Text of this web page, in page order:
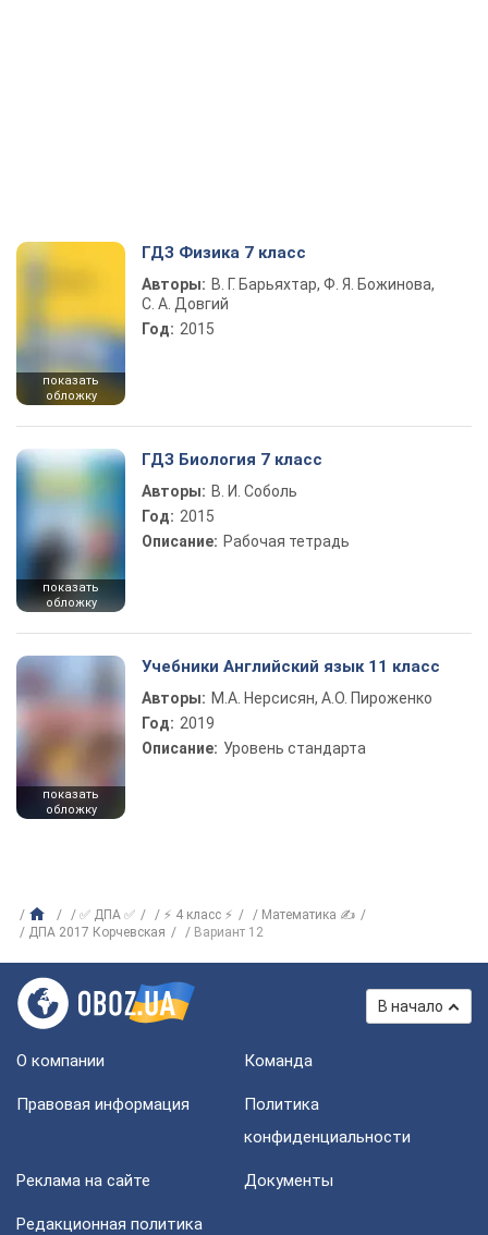
показать
обложку
ГДЗ Физика 7 класс
Авторы: В. Г. Барьяхтар, Ф. Я. Божинова,
С. А. Довгий
Год: 2015
показать
обложку
ГДЗ Биология 7 класс
Авторы: В. И. Соболь
Год: 2015
Описание: Рабочая тетрадь
показать
обложку
Учебники Английский язык 11 класс
Авторы: М.А. Нерсисян, А.О. Пироженко
Год: 2019
Описание: Уровень стандарта
✅ ДПА ✅ ⚡ 4 класс ⚡
Математика ✍
ДПА 2017 Корчевская
Вариант 12
В начало
О компании Команда
Правовая информация
Политика
конфиденциальности
Реклама на сайте Документы
Редакционная политика